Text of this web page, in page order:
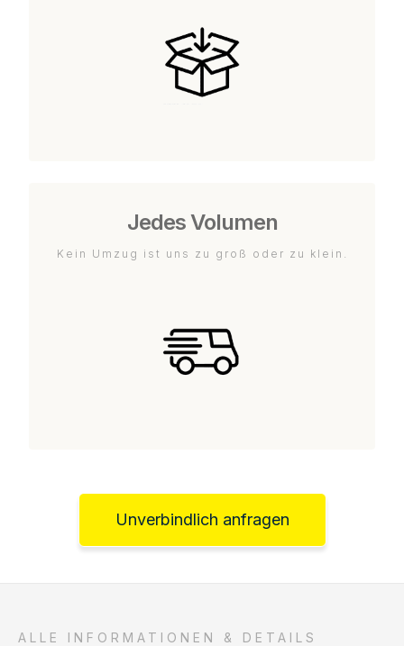
Jedes Volumen
Kein Umzug ist uns zu groß oder zu klein.
Unverbindlich anfragen
ALLE INFORMATIONEN & DETAILS